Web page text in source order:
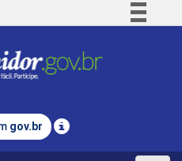
Comunica BR
Legislação
gov.br